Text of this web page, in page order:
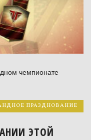
чемпионате
ПРАЗДНОВАНИЕ
ЭТОЙ